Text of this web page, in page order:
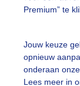
Premium” te
Jouw keuze
opnieuw
onderaan
Lees meer in
vragen